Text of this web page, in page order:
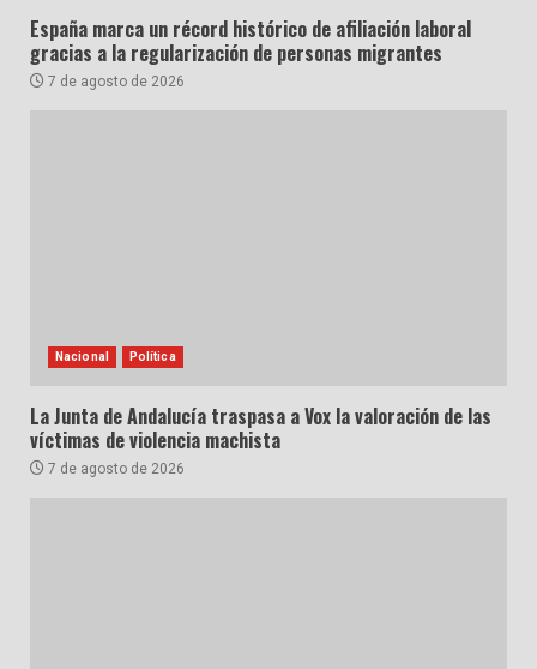
España marca un récord histórico de afiliación laboral
gracias a la regularización de personas migrantes
7 de agosto de 2026
Nacional Política
La Junta de Andalucía traspasa a Vox la valoración de las
víctimas de violencia machista
7 de agosto de 2026